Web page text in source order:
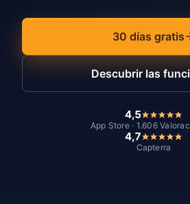
30 días gratis
Descubrir las
4,5
App Store · 1.606
4,7
Capterra